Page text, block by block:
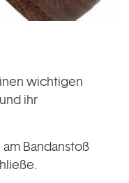
wichtigen
ihr
Bandanstoß